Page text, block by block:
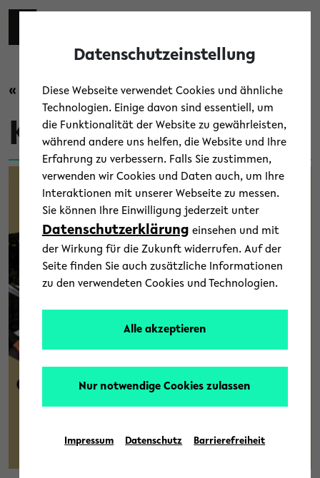
Skip to main content
« Zurück zur Übersicht
Kultur
Datenschutzeinstellung
Diese Webseite verwendet Cookies und ähnliche
Technologien. Einige davon sind essentiell, um
die Funktionalität der Website zu gewährleisten,
während andere uns helfen, die Website und Ihre
Erfahrung zu verbessern. Falls Sie zustimmen,
verwenden wir Cookies und Daten auch, um Ihre
Interaktionen mit unserer Webseite zu messen.
Sie können Ihre Einwilligung jederzeit unter
Datenschutzerklärung einsehen und mit
der Wirkung für die Zukunft widerrufen. Auf der
Seite finden Sie auch zusätzliche Informationen
zu den verwendeten Cookies und Technologien.
Alle akzeptieren
Nur notwendige Cookies zulassen
Impressum Datenschutz Barrierefreiheit